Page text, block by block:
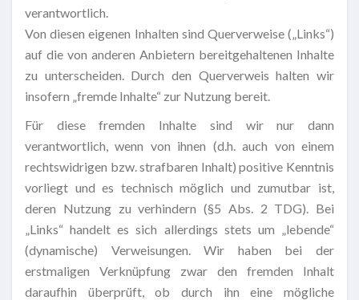
verantwortlich.
Von diesen eigenen Inhalten sind Querverweise („Links“)
auf die von anderen Anbietern bereitgehaltenen Inhalte
zu unterscheiden. Durch den Querverweis halten wir
insofern „fremde Inhalte“ zur Nutzung bereit.
Für diese fremden Inhalte sind wir nur dann
verantwortlich, wenn von ihnen (d.h. auch von einem
rechtswidrigen bzw. strafbaren Inhalt) positive Kenntnis
vorliegt und es technisch möglich und zumutbar ist,
deren Nutzung zu verhindern (§5 Abs. 2 TDG). Bei
„Links“ handelt es sich allerdings stets um „lebende“
(dynamische) Verweisungen. Wir haben bei der
erstmaligen Verknüpfung zwar den fremden Inhalt
daraufhin überprüft, ob durch ihn eine mögliche